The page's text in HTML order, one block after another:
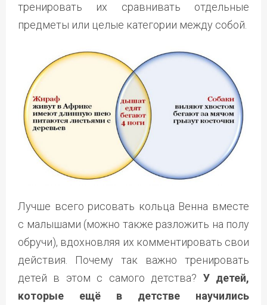
тренировать их сравнивать отдельные
предметы или целые категории между собой.
Лучше всего рисовать кольца Венна вместе
с малышами (можно также разложить на полу
обручи), вдохновляя их комментировать свои
действия. Почему так важно тренировать
детей в этом с самого детства? У детей,
которые ещё в детстве научились